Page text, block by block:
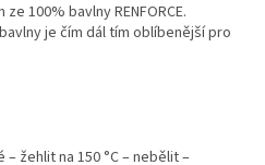
100% bavlny RENFORCE.
je čím dál tím oblíbenější pro
žehlit na 150 °C – nebělit –